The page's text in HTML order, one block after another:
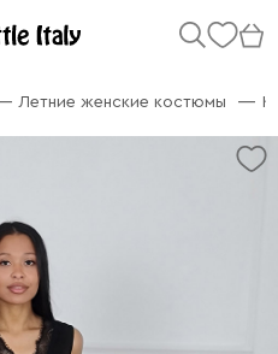
Летние женские костюмы